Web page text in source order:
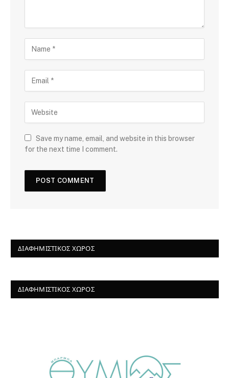
Save my name, email, and website in this browser
for the next time I comment.
ΔΙΑΦΗΜΙΣΤΙΚΌΣ ΧΏΡΟΣ
ΔΙΑΦΗΜΙΣΤΙΚΌΣ ΧΏΡΟΣ